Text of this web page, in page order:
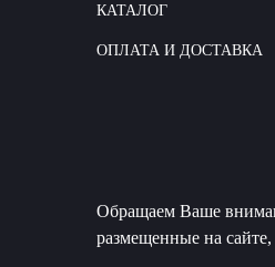
КАТАЛОГ
ОПЛАТА И ДОСТАВКА
Обращаем Ваше
размещенные на